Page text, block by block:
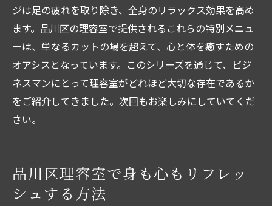
ジは足の疲れを取り除き、全身のリラックス効果を高め
ます。品川区の理容室で提供されるこれらの特別メニュ
ーは、単なるカットの場を超えて、心と体を癒すための
オアシスとなっています。このシリーズを通じて、ビジ
ネスマンにとって理容室がどれほど大切な存在であるか
をご紹介してきました。次回もお楽しみにしていてくだ
さい。
品川区理容室で身も心もリフレッ
シュする方法